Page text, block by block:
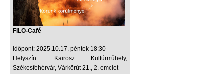
FILO-Café
Időpont: 2025.10.17. péntek 18:30
Helyszín: Kairosz Kultúrműhely,
Székesfehérvár, Várkörút 21., 2. emelet